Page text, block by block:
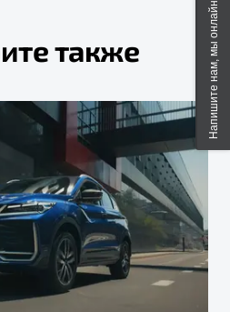
также Напишите нам, мы онлайн!